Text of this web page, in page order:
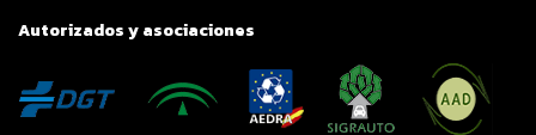
Autorizados y asociaciones